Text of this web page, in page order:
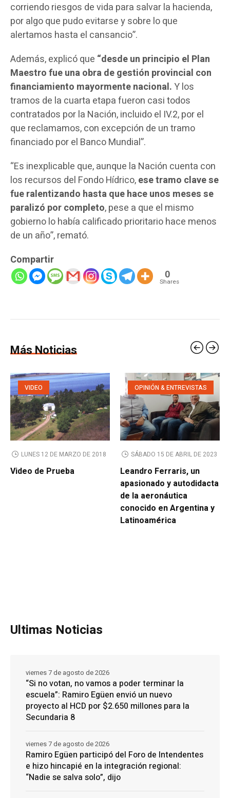
corriendo riesgos de vida para salvar la hacienda,
por algo que pudo evitarse y sobre lo que
alertamos hasta el cansancio”.
Además, explicó que “desde un principio el Plan
Maestro fue una obra de gestión provincial con
financiamiento mayormente nacional.Y los
tramos de la cuarta etapa fueron casi todos
contratados por la Nación, incluido el IV.2, por el
que reclamamos, con excepción de un tramo
financiado por el Banco Mundial”.
“Es inexplicable que, aunque la Nación cuenta con
los recursos del Fondo Hídrico,ese tramo clave se
fue ralentizando hasta que hace unos meses se
paralizó por completo, pese a que el mismo
gobierno lo había calificado prioritario hace menos
de un año”, remató.
Compartir
0
Shares
Más Noticias
VIDEO
LUNES 12 DE MARZO DE 2018
Video de Prueba
OPINIÓN & ENTREVISTAS
SÁBADO 15 DE ABRIL DE 2023
Leandro Ferraris, un
apasionado y autodidacta
de la aeronáutica
conocido en Argentina y
Latinoamérica
Ultimas Noticias
“Si no votan, no vamos a poder terminar la
escuela”: Ramiro Egüen envió un nuevo
proyecto al HCD por $2.650 millones para la
Secundaria 8
viernes 7 de agosto de 2026
Ramiro Egüen participó del Foro de Intendentes
e hizo hincapié en la integración regional:
“Nadie se salva solo”, dijo
viernes 7 de agosto de 2026